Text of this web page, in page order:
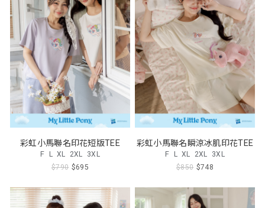
彩虹小馬聯名印花短版TEE
F L XL 2XL 3XL
$790 $695
彩虹小馬聯名瞬涼冰肌印花TEE
F L XL 2XL 3XL
$850 $748